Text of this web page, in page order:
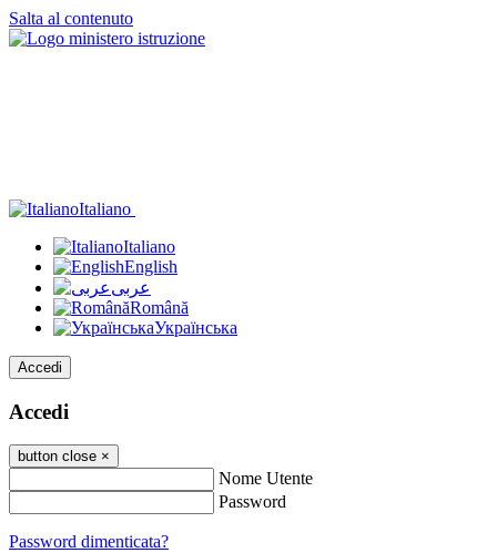
Salta al contenuto
Italiano
Italiano
English
عربى
Română
Українська
Accedi
Accedi
button close ×
Nome Utente
Password
Password dimenticata?